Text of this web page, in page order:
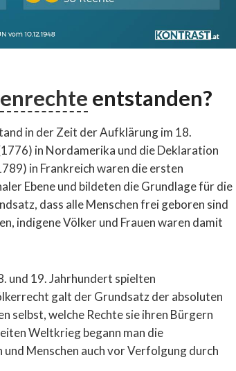
entstanden?
in der Zeit der Aufklärung im 18.
in Nordamerika und die Deklaration
in Frankreich waren die ersten
Ebene und bildeten die Grundlage für die
dass alle Menschen frei geboren sind
indigene Völker und Frauen waren damit
und 19. Jahrhundert spielten
galt der Grundsatz der absoluten
selbst, welche Rechte sie ihren Bürgern
Weltkrieg begann man die
Menschen auch vor Verfolgung durch